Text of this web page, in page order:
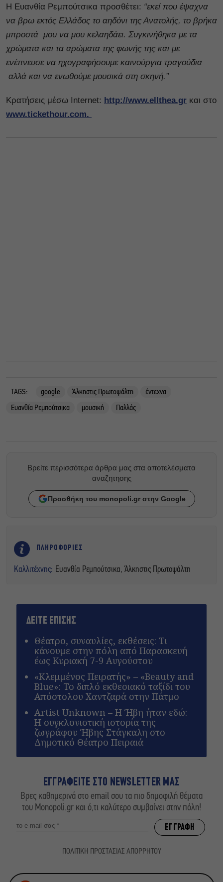
Η Ευανθία Ρεμπούτσικα προσθέτει: “εκεί που έψαχνα
να βρω εκτός Ελλάδος το αηδόνι της Ανατολής, το βρήκα
μπροστά μου να μου κελαηδάει. Συγκινήθηκα με τα
χρώματα και τα αρώματα της φωνής της και με
ενέπνευσε να ηχογραφήσουμε καινούργια τραγούδια
αλλά και να ενωθούμε μουσικά στη σκηνή.”
Κρατήσεις μέσω Internet: http://www.ellthea.gr και στο
www.tickethour.com.
TAGS: google Άλκηστις Πρωτοψάλτη
έντεχνα
Ευανθία Ρεμπούτσικα
μουσική Παλλάς
Βρείτε περισσότερα άρθρα μας στα αποτελέσματα
αναζητησης
Προσθήκη του monopoli.gr στην Google
ΠΛΗΡΟΦΟΡΙΕΣ
Καλλιτέχνης: Ευανθία Ρεμπούτσικα, Άλκηστις Πρωτοψάλτη
ΔΕΙΤΕ ΕΠΙΣΗΣ
Θέατρο, συναυλίες, εκθέσεις: Τι
κάνουμε στην πόλη από Παρασκευή
έως Κυριακή 7-9 Αυγούστου
«Κλεμμένος Πειρατής» – «Beauty and
Blue»: Το διπλό εκθεσιακό ταξίδι του
Απόστολου Χαντζαρά στην Πάτμο
Artist Unknown – Η Ήβη ήταν εδώ:
Η συγκλονιστική ιστορία της
ζωγράφου Ήβης Στάγκαλη στο
Δημοτικό Θέατρο Πειραιά
ΕΓΓΡΑΦΕΙΤΕ ΣΤΟ NEWSLETTER ΜΑΣ
Βρες καθημερινά στο email σου τα πιο δημοφιλή θέματα
του Monopoli.gr και ό,τι καλύτερο συμβαίνει στην πόλη!
ΠΟΛΙΤΙΚΗ ΠΡΟΣΤΑΣΙΑΣ ΑΠΟΡΡΗΤΟΥ